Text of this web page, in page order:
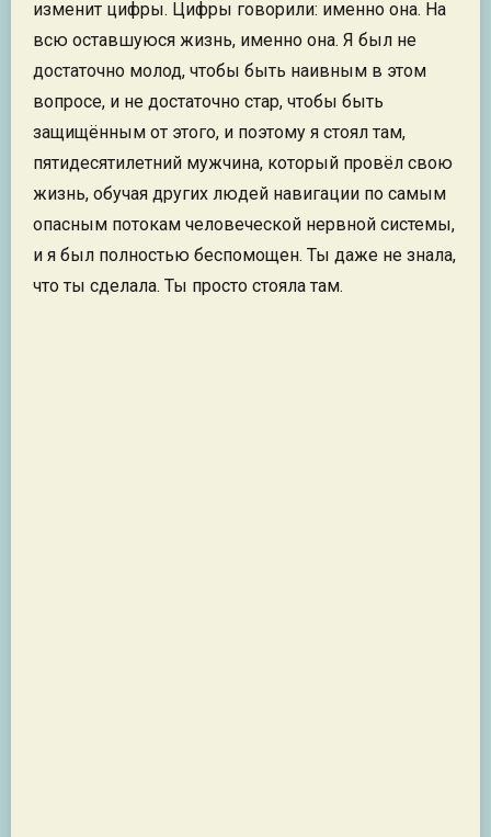
изменит цифры. Цифры говорили: именно она. На
всю оставшуюся жизнь, именно она. Я был не
достаточно молод, чтобы быть наивным в этом
вопросе, и не достаточно стар, чтобы быть
защищённым от этого, и поэтому я стоял там,
пятидесятилетний мужчина, который провёл свою
жизнь, обучая других людей навигации по самым
опасным потокам человеческой нервной системы,
и я был полностью беспомощен. Ты даже не знала,
что ты сделала. Ты просто стояла там.